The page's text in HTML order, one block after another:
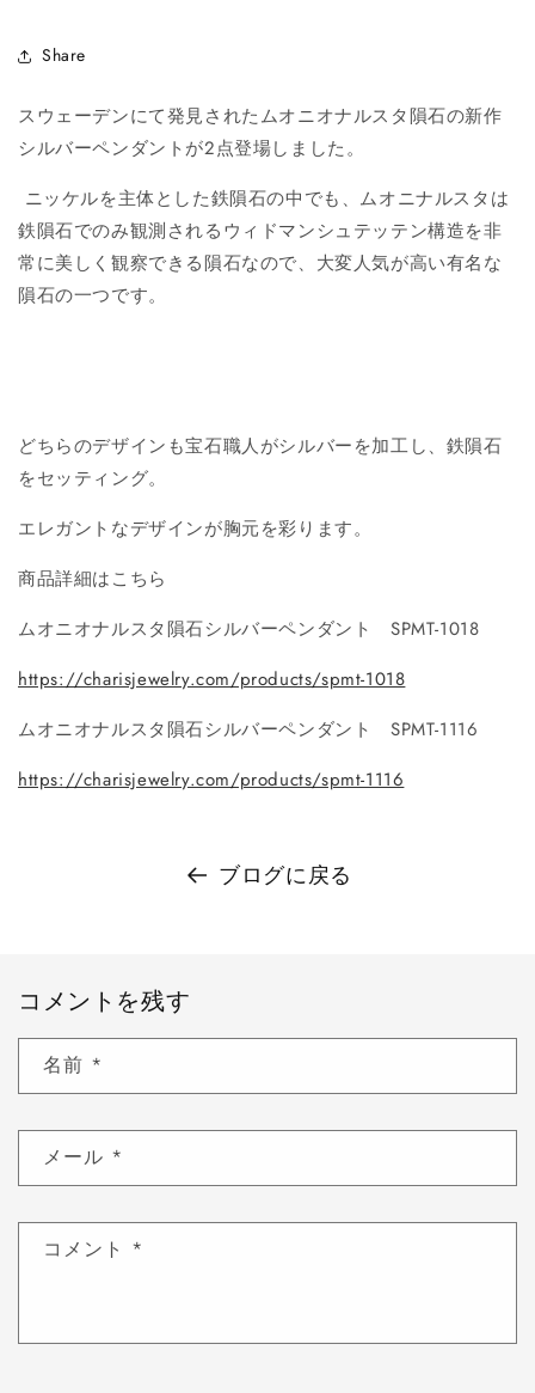
Share
スウェーデンにて発見されたムオニオナルスタ隕石の新作
シルバーペンダントが2点登場しました。
ニッケルを主体とした鉄隕石の中でも、ムオニナルスタは
鉄隕石でのみ観測されるウィドマンシュテッテン構造を非
常に美しく観察できる隕石なので、大変人気が高い有名な
隕石の一つです。
どちらのデザインも宝石職人がシルバーを加工し、鉄隕石
をセッティング。
エレガントなデザインが胸元を彩ります。
商品詳細はこちら
ムオニオナルスタ隕石シルバーペンダント SPMT-1018
https://charisjewelry.com/products/spmt-1018
ムオニオナルスタ隕石シルバーペンダント SPMT-1116
https://charisjewelry.com/products/spmt-1116
ブログに戻る
コメントを残す
名前 *
メール *
コメント *